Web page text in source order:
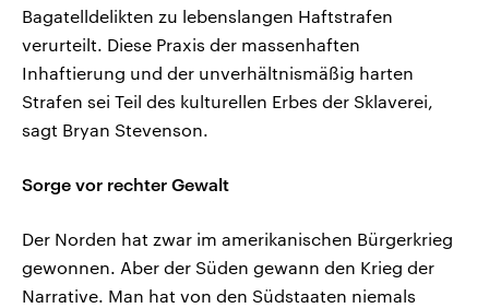
Bagatelldelikten zu lebenslangen Haftstrafen
verurteilt. Diese Praxis der massenhaften
Inhaftierung und der unverhältnismäßig harten
Strafen sei Teil des kulturellen Erbes der Sklaverei,
sagt Bryan Stevenson.
Sorge vor rechter Gewalt
Der Norden hat zwar im amerikanischen Bürgerkrieg
gewonnen. Aber der Süden gewann den Krieg der
Narrative. Man hat von den Südstaaten niemals